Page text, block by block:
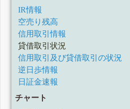
IR情報
空売り残高
信用取引情報
貸借取引状況
信用取引及び貸借取引の状況
逆日歩情報
日証金速報
チャート